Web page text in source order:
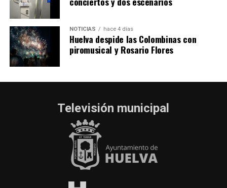
NOTICIAS hace 4 días
Huelva despide las Colombinas con
piromusical y Rosario Flores
Televisión municipal